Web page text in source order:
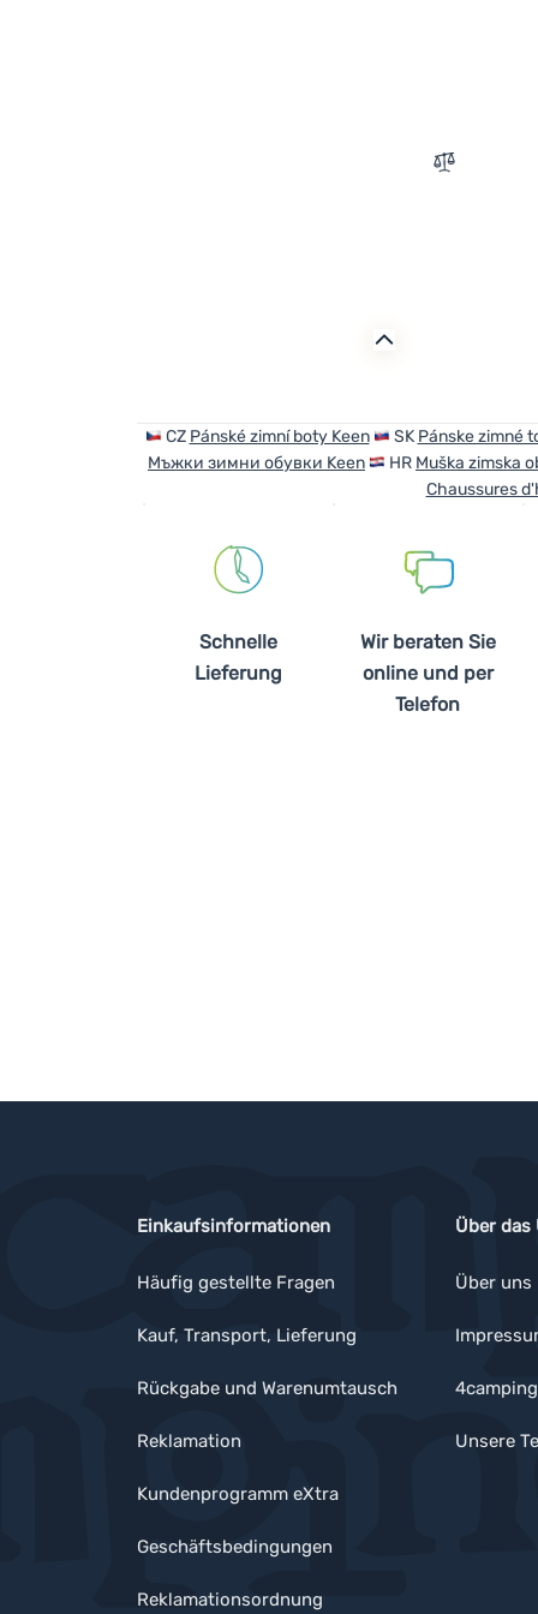
Zum
CZ Pánské zimní boty Keen SK Pánske zimné
Мъжки зимни обувки Keen
HR Muška zimska
Chaussures
Schnelle
Lieferung
Wir beraten Sie
online und per
Telefon
Einkaufsinformationen
Häufig gestellte Fragen
Kauf, Transport, Lieferung
Rückgabe und Warenumtausch
Reklamation
Kundenprogramm eXtra
Geschäftsbedingungen
Reklamationsordnung
Über das
Über uns
Unsere